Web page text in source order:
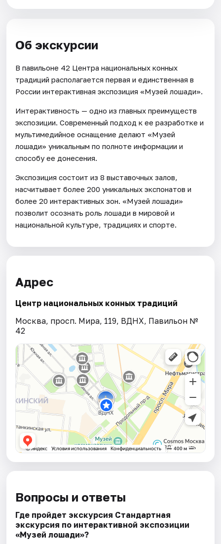
Об экскурсии
В павильоне 42 Центра национальных конных
традиций располагается первая и единственная в
России интерактивная экспозиция «Музей лошади».
Интерактивность — одно из главных преимуществ
экспозиции. Современный подход к ее разработке и
мультимедийное оснащение делают «Музей
лошади» уникальным по полноте информации и
способу ее донесения.
Экспозиция состоит из 8 выставочных залов,
насчитывает более 200 уникальных экспонатов и
более 20 интерактивных зон. «Музей лошади»
позволит осознать роль лошади в мировой и
национальной культуре, традициях и спорте.
Адрес
Центр национальных конных традиций
Москва, просп. Мира, 119, ВДНХ, Павильон №
42
Вопросы и ответы
Где пройдет экскурсия Стандартная
экскурсия по интерактивной экспозиции
«Музей лошади»?